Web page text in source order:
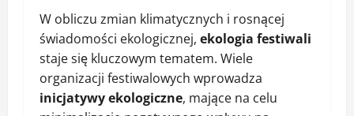
W obliczu zmian klimatycznych i rosnącej
świadomości ekologicznej, ekologia festiwali
staje się kluczowym tematem. Wiele
organizacji festiwalowych wprowadza
inicjatywy ekologiczne, mające na celu